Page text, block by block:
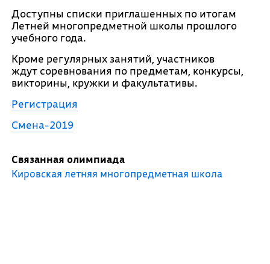
Доступны списки приглашенных по итогам
Летней многопредметной школы прошлого
учебного года.
Кроме регулярных занятий, участников
ждут соревнования по предметам, конкурсы,
викторины, кружки и факультативы.
Регистрация
Смена-2019
Связанная олимпиада
Кировская летняя многопредметная школа